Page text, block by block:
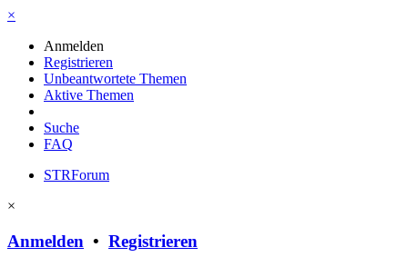
×
Anmelden
Registrieren
Unbeantwortete Themen
Aktive Themen
Suche
FAQ
STRForum
×
Anmelden • Registrieren